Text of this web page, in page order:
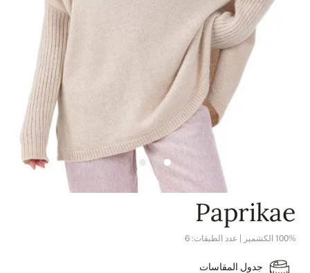
Paprikae
100% الكشمير | عدد الطبقات: 6
جدول المقاسات